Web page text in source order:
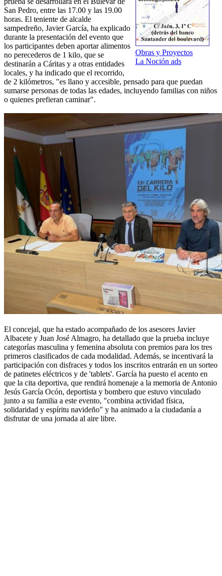
Obras y Proyectos
La Noción ads
San Pedro, entre las 17.00 y las 19.00
horas. El teniente de alcalde
sampedreño, Javier García, ha explicado
durante la presentación del evento que
los participantes deben aportar alimentos
no perecederos de 1 kilo, que se
destinarán a Cáritas y a otras entidades
locales, y ha indicado que el recorrido,
de 2 kilómetros, "es llano y accesible, pensado para que puedan
sumarse personas de todas las edades, incluyendo familias con niños
o quienes prefieran caminar".
El concejal, que ha estado acompañado de los asesores Javier
Albacete y Juan José Almagro, ha detallado que la prueba incluye
categorías masculina y femenina absoluta con premios para los tres
primeros clasificados de cada modalidad. Además, se incentivará la
participación con disfraces y todos los inscritos entrarán en un sorteo
de patinetes eléctricos y de 'tablets'. García ha puesto el acento en
que la cita deportiva, que rendirá homenaje a la memoria de Antonio
Jesús García Ocón, deportista y bombero que estuvo vinculado
junto a su familia a este evento, "combina actividad física,
solidaridad y espíritu navideño" y ha animado a la ciudadanía a
disfrutar de una jornada al aire libre.